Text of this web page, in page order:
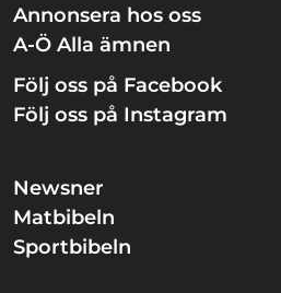
Annonsera hos oss
A-Ö Alla ämnen
Följ oss på Facebook
Följ oss på Instagram
Newsner
Matbibeln
Sportbibeln